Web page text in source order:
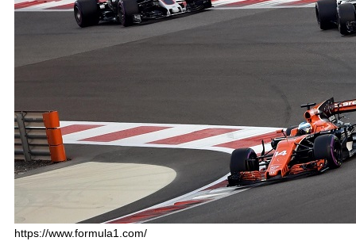
https://www.formula1.com/